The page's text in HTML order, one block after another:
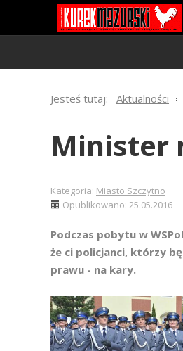
Jesteś tutaj: Aktualności
Minister
Kategoria: Miasto Szczytno
Opublikowano: 25.05.2016
Podczas pobytu w
że ci policjanci, którzy
prawu - na kary.